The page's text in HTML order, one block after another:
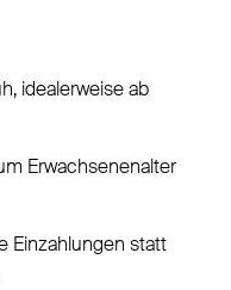
idealerweise ab
Erwachsenenalter
Einzahlungen statt